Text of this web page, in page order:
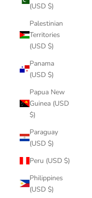
(USD $)
Palestinian
Territories
(USD $)
Panama
(USD $)
Papua New
Guinea (USD
$)
Paraguay
(USD $)
Peru (USD $)
Philippines
(USD $)